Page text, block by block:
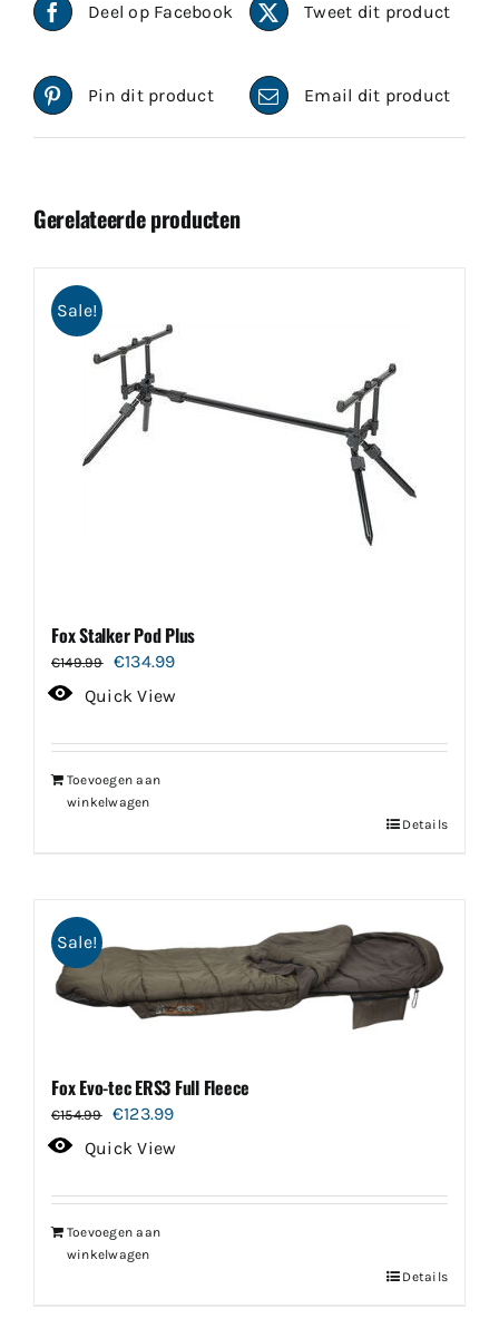
Deel op Facebook Tweet dit product
Pin dit product Email dit product
Gerelateerde producten
Sale!
Fox Stalker Pod Plus
€149.99
Oorspronkelijke
prijs
€149.99.
€134.99Huidige
prijs
€134.99.
Quick View
Toevoegen aan
winkelwagen
Details
Sale!
Fox Evo-tec ERS3 Full Fleece
€154.99
Oorspronkelijke
prijs
€154.99.
€123.99Huidige
prijs
€123.99.
Quick View
Toevoegen aan
winkelwagen
Details